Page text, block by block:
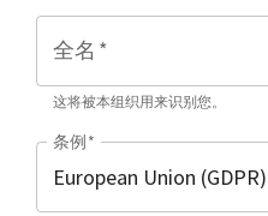
全名 *
这将被本组织用来识别您。
条例 *